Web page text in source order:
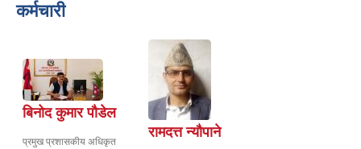
कर्मचारी
बिनोद कुमार पौडेल
प्रमुख प्रशासकीय अधिकृत
रामदत्त न्यौपाने